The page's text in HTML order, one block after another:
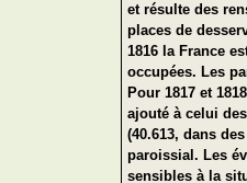
et résulte des
places de
1816 la France
occupées. Les
Pour 1817 et
ajouté à celui
(40.613, dans
paroissial. Les
sensibles à la